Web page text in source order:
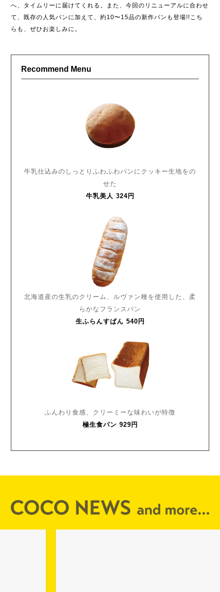
へ、タイムリーに届けてくれる。また、今回のリニューアルに合わせ
て、既存の人気パンに加えて、約10〜15品の新作パンも登場!!こち
らも、ぜひお楽しみに。
Recommend Menu
牛乳仕込みのしっとりふわふわパンに クッキー生地をの
せた
牛乳美人 324円
北海道産の生乳のクリーム、ルヴァン種を使用した、柔
らかなフランスパン
生ふらんすぱん 540円
ふんわり食感、クリーミーな味わいが特徴
極生食パン 929円